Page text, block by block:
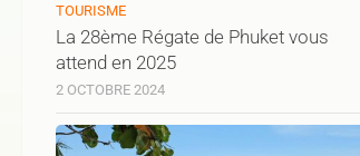
TOURISME
La 28ème Régate de Phuket vous
attend en 2025
2 OCTOBRE 2024